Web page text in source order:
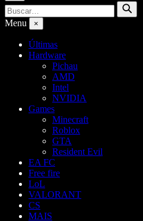
Buscar
por:
Buscar
Menu ×
Últimas
Hardware
Pichau
AMD
Intel
NVIDIA
Games
Minecraft
Roblox
GTA
Resident Evil
EA FC
Free fire
LoL
VALORANT
CS
MAIS